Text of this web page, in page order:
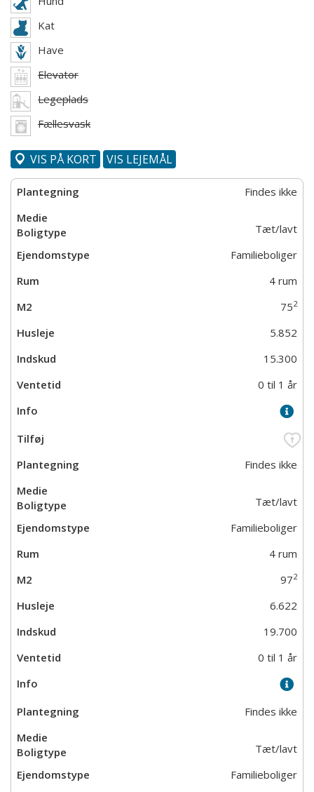
Kat
Have
Elevator
Legeplads
Fællesvask
VIS PÅ KORT VIS LEJEMÅL
Findes ikke
Tæt/lavt
Familieboliger
4 rum
752
5.852
15.300
0 til 1 år
Findes ikke
Tæt/lavt
Familieboliger
4 rum
972
6.622
19.700
0 til 1 år
Findes ikke
Tæt/lavt
Familieboliger